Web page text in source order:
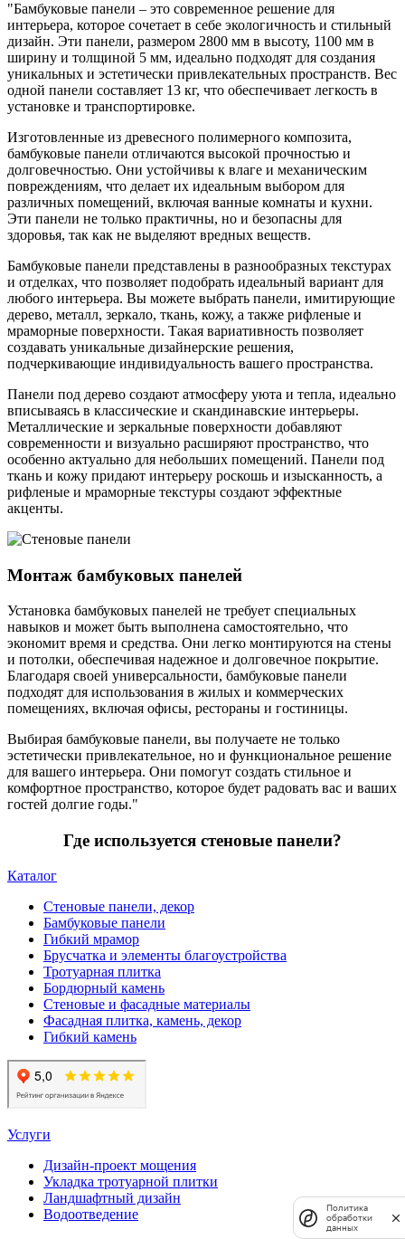
"Бамбуковые панели – это современное решение для
интерьера, которое сочетает в себе экологичность и стильный
дизайн. Эти панели, размером 2800 мм в высоту, 1100 мм в
ширину и толщиной 5 мм, идеально подходят для создания
уникальных и эстетически привлекательных пространств. Вес
одной панели составляет 13 кг, что обеспечивает легкость в
установке и транспортировке.
Изготовленные из древесного полимерного композита,
бамбуковые панели отличаются высокой прочностью и
долговечностью. Они устойчивы к влаге и механическим
повреждениям, что делает их идеальным выбором для
различных помещений, включая ванные комнаты и кухни.
Эти панели не только практичны, но и безопасны для
здоровья, так как не выделяют вредных веществ.
Бамбуковые панели представлены в разнообразных текстурах
и отделках, что позволяет подобрать идеальный вариант для
любого интерьера. Вы можете выбрать панели, имитирующие
дерево, металл, зеркало, ткань, кожу, а также рифленые и
мраморные поверхности. Такая вариативность позволяет
создавать уникальные дизайнерские решения,
подчеркивающие индивидуальность вашего пространства.
Панели под дерево создают атмосферу уюта и тепла, идеально
вписываясь в классические и скандинавские интерьеры.
Металлические и зеркальные поверхности добавляют
современности и визуально расширяют пространство, что
особенно актуально для небольших помещений. Панели под
ткань и кожу придают интерьеру роскошь и изысканность, а
рифленые и мраморные текстуры создают эффектные
акценты.
Монтаж бамбуковых панелей
Установка бамбуковых панелей не требует специальных
навыков и может быть выполнена самостоятельно, что
экономит время и средства. Они легко монтируются на стены
и потолки, обеспечивая надежное и долговечное покрытие.
Благодаря своей универсальности, бамбуковые панели
подходят для использования в жилых и коммерческих
помещениях, включая офисы, рестораны и гостиницы.
Выбирая бамбуковые панели, вы получаете не только
эстетически привлекательное, но и функциональное решение
для вашего интерьера. Они помогут создать стильное и
комфортное пространство, которое будет радовать вас и ваших
гостей долгие годы."
Где используется стеновые панели?
Каталог
Стеновые панели, декор
Бамбуковые панели
Гибкий мрамор
Брусчатка и элементы благоустройства
Тротуарная плитка
Бордюрный камень
Стеновые и фасадные материалы
Фасадная плитка, камень, декор
Гибкий камень
Услуги
Дизайн-проект мощения
Укладка тротуарной плитки
Ландшафтный дизайн
Водоотведение
Политика
обработки
данных